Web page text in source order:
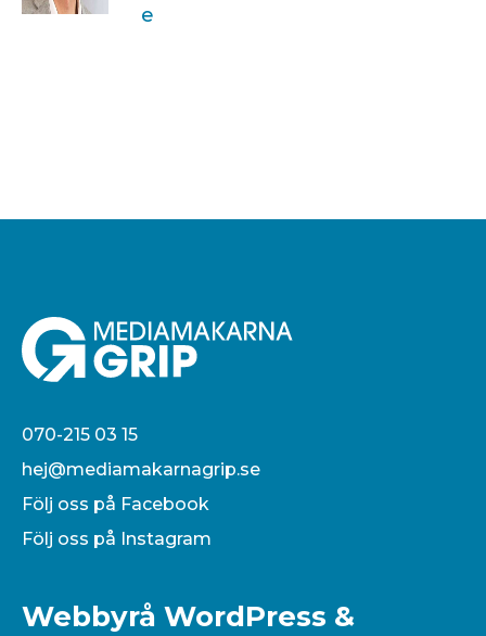
e
070-215 03 15
hej@mediamakarnagrip.se
Följ oss på Facebook
Följ oss på Instagram
Webbyrå WordPress &